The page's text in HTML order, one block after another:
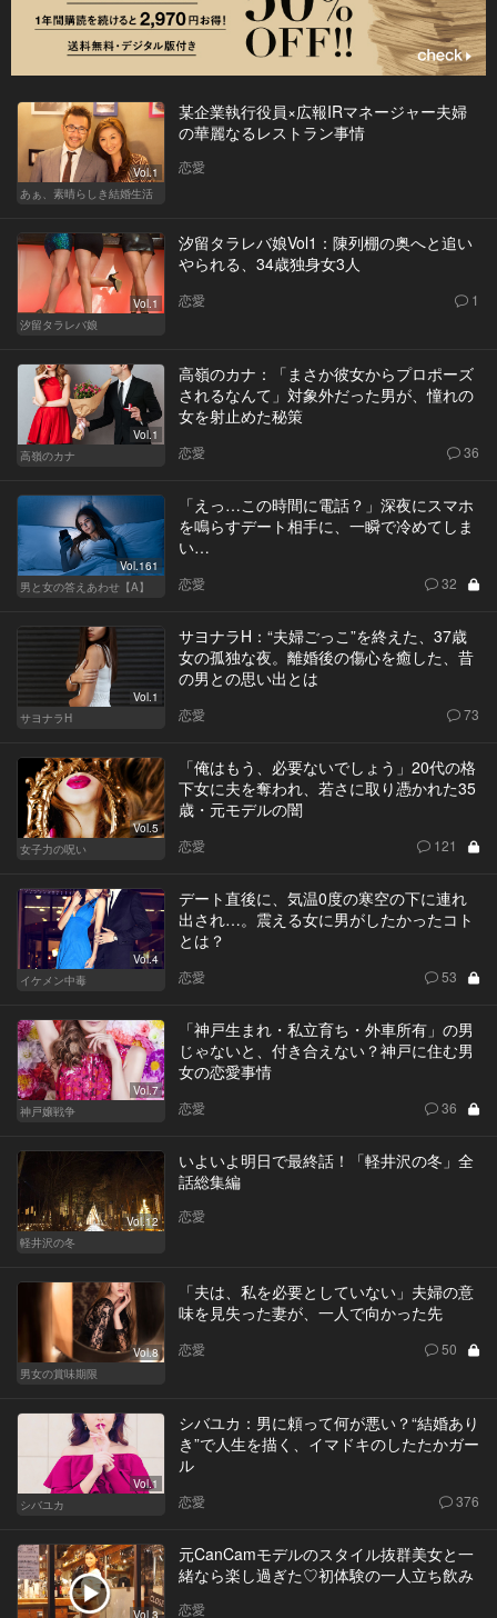
Vol.1
あぁ、素晴らしき結婚生活
某企業執行役員×広報IRマネージャー夫婦
の華麗なるレストラン事情
恋愛
Vol.1
汐留タラレバ娘
汐留タラレバ娘Vol1：陳列棚の奥へと追い
やられる、34歳独身女3人
恋愛 1
Vol.1
高嶺のカナ
高嶺のカナ：「まさか彼女からプロポーズ
されるなんて」対象外だった男が、憧れの
女を射止めた秘策
恋愛 36
Vol.161
男と女の答えあわせ【A】
「えっ…この時間に電話？」深夜にスマホ
を鳴らすデート相手に、一瞬で冷めてしま
い…
恋愛 32
Vol.1
サヨナラH
サヨナラH：“夫婦ごっこ”を終えた、37歳
女の孤独な夜。離婚後の傷心を癒した、昔
の男との思い出とは
恋愛 73
Vol.5
女子力の呪い
「俺はもう、必要ないでしょう」20代の格
下女に夫を奪われ、若さに取り憑かれた35
歳・元モデルの闇
恋愛 121
Vol.4
イケメン中毒
デート直後に、気温0度の寒空の下に連れ
出され…。震える女に男がしたかったコト
とは？
恋愛 53
Vol.7
神戸嬢戦争
「神戸生まれ・私立育ち・外車所有」の男
じゃないと、付き合えない？神戸に住む男
女の恋愛事情
恋愛 36
Vol.12
軽井沢の冬
いよいよ明日で最終話！「軽井沢の冬」全
話総集編
恋愛
Vol.8
男女の賞味期限
「夫は、私を必要としていない」夫婦の意
味を見失った妻が、一人で向かった先
恋愛 50
Vol.1
シバユカ
シバユカ：男に頼って何が悪い？“結婚あり
き”で人生を描く、イマドキのしたたかガー
ル
恋愛 376
Vol.3
元CanCamモデルのスタイル抜群美女と一
緒なら楽し過ぎた♡初体験の一人立ち飲み
恋愛